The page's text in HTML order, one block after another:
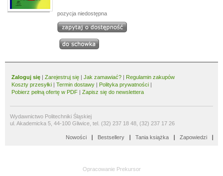
pozycja niedostępna
Zaloguj się | Zarejestruj się | Jak zamawiać? | Regulamin zakupów
Koszty przesyłki | Termin dostawy | Polityka prywatności |
Pobierz pełną ofertę w PDF | Zapisz się do newslettera
Wydawnictwo Politechniki Śląskiej
ul. Akademicka 5, 44-100 Gliwice, tel. (32) 237 18 48, (32) 237 17 26
Nowości Bestsellery Tania książka Zapowiedzi
Opracowanie Prekursor